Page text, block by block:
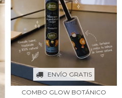
ENVÍO GRATIS
COMBO GLOW BOTÁNICO